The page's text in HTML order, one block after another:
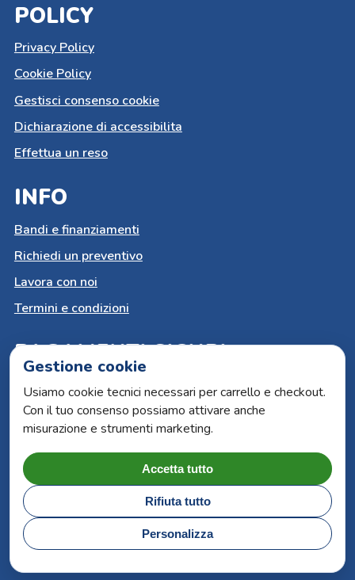
POLICY
Privacy Policy
Cookie Policy
Gestisci consenso cookie
Dichiarazione di accessibilita
Effettua un reso
INFO
Bandi e finanziamenti
Richiedi un preventivo
Lavora con noi
Termini e condizioni
PAGAMENTI SICURI
Carta del docente
Paypal
Bonifico bancario
Carte di credito
ARS Book by Lucana Sistemi | P.iva 00315930776 |
Gestione cookie
Usiamo cookie tecnici necessari per carrello e checkout.
Con il tuo consenso possiamo attivare anche
misurazione e strumenti marketing.
Accetta tutto
Rifiuta tutto
Personalizza